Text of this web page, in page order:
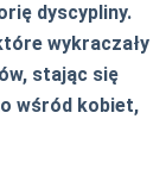
dyscypliny.
wykraczały
stając się
wśród kobiet,